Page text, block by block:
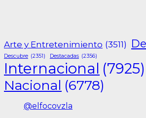
Arte y Entretenimiento (3511)
Descubre (2351) Destacadas (2356)
Internacional (7925)
Nacional (6778)
@elfocovzla